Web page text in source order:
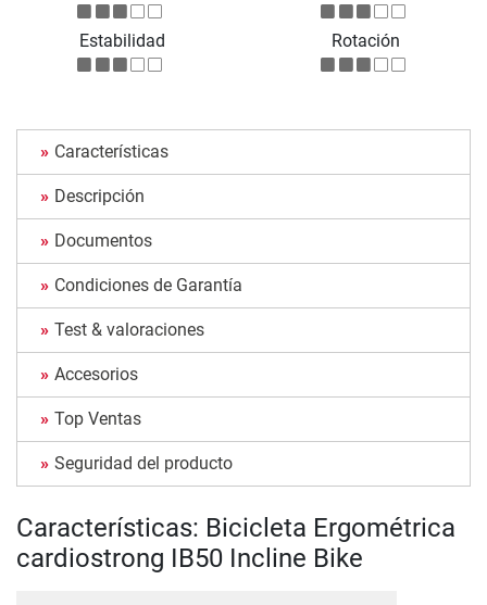
Estabilidad Rotación
Características
Descripción
Documentos
Condiciones de Garantía
Test & valoraciones
Accesorios
Top Ventas
Seguridad del producto
Características: Bicicleta Ergométrica
cardiostrong IB50 Incline Bike